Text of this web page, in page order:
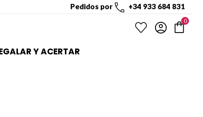
Pedidos por +34 933 684 831
0
Y ACERTAR